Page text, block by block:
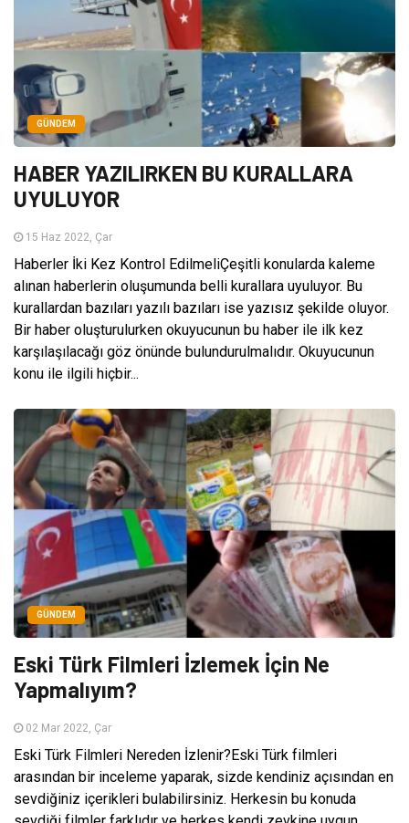
GÜNDEM
HABER YAZILIRKEN BU KURALLARA
UYULUYOR
15 Haz 2022, Çar
Haberler İki Kez Kontrol EdilmeliÇeşitli konularda kaleme
alınan haberlerin oluşumunda belli kurallara uyuluyor. Bu
kurallardan bazıları yazılı bazıları ise yazısız şekilde oluyor.
Bir haber oluşturulurken okuyucunun bu haber ile ilk kez
karşılaşılacağı göz önünde bulundurulmalıdır. Okuyucunun
konu ile ilgili hiçbir...
GÜNDEM
Eski Türk Filmleri İzlemek İçin Ne
Yapmalıyım?
02 Mar 2022, Çar
Eski Türk Filmleri Nereden İzlenir?Eski Türk filmleri
arasından bir inceleme yaparak, sizde kendiniz açısından en
sevdiğiniz içerikleri bulabilirsiniz. Herkesin bu konuda